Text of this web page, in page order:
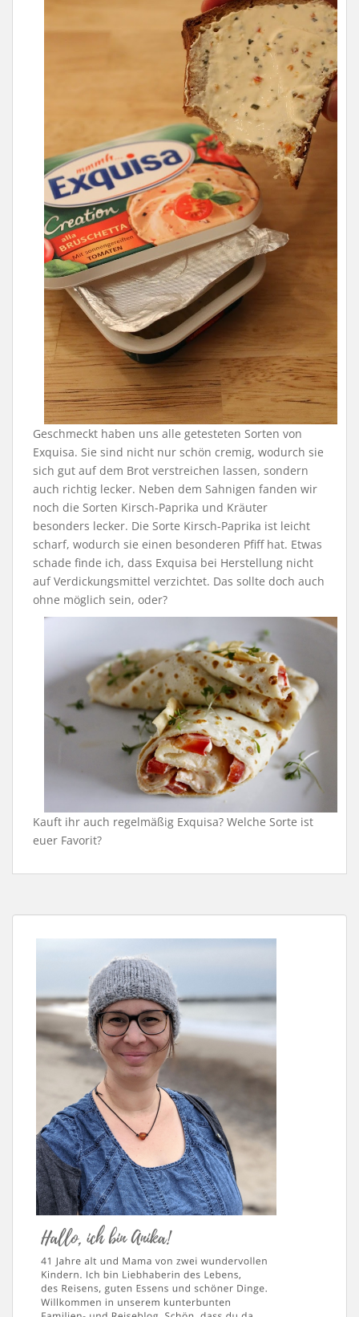
Geschmeckt haben uns alle getesteten Sorten von
Exquisa. Sie sind nicht nur schön cremig, wodurch sie
sich gut auf dem Brot verstreichen lassen, sondern
auch richtig lecker. Neben dem Sahnigen fanden wir
noch die Sorten Kirsch-Paprika und Kräuter
besonders lecker. Die Sorte Kirsch-Paprika ist leicht
scharf, wodurch sie einen besonderen Pfiff hat. Etwas
schade finde ich, dass Exquisa bei Herstellung nicht
auf Verdickungsmittel verzichtet. Das sollte doch auch
ohne möglich sein, oder?
Kauft ihr auch regelmäßig Exquisa? Welche Sorte ist
euer Favorit?